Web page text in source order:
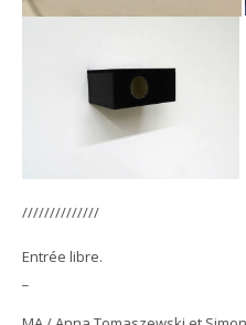
//////////////
Entrée libre.